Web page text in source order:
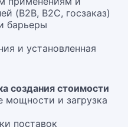
(B2B, B2C, госзаказ)
барьеры
и установленная
создания стоимости
мощности и загрузка
поставок